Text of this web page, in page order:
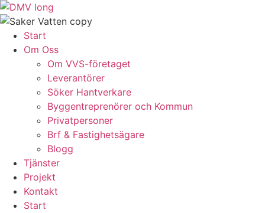
Skip
to
contentStart
Om Oss
Om VVS-företaget
Leverantörer
Söker Hantverkare
Byggentreprenörer och Kommun
Privatpersoner
Brf & Fastighetsägare
Blogg
Tjänster
Projekt
Kontakt
Start